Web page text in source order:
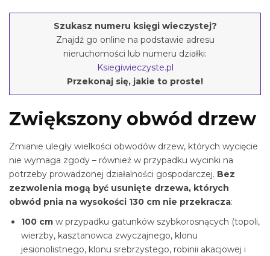
Szukasz numeru księgi wieczystej?
Znajdź go online na podstawie adresu
nieruchomości lub numeru działki:
Ksiegiwieczyste.pl
Przekonaj się, jakie to proste!
Zwiększony obwód drzew
Zmianie uległy wielkości obwodów drzew, których wycięcie
nie wymaga zgody – również w przypadku wycinki na
potrzeby prowadzonej działalności gospodarczej. Bez
zezwolenia mogą być usunięte drzewa, których
obwód pnia na wysokości 130 cm nie przekracza:
100 cm w przypadku gatunków szybkorosnących (topoli,
wierzby, kasztanowca zwyczajnego, klonu
jesionolistnego, klonu srebrzystego, robinii akacjowej i